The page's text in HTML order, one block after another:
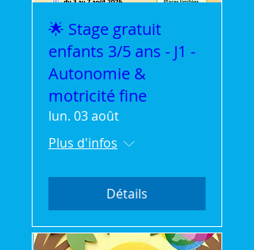
🌟 Stage gratuit
enfants 3/5 ans - J1 -
Autonomie &
motricité fine
lun. 03 août
Plus d'infos
Détails